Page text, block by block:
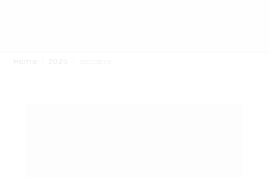
Home 2025